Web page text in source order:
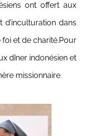
ont offert aux
d’inculturation dans
et de charité.Pour
dîner indonésien et
missionnaire.